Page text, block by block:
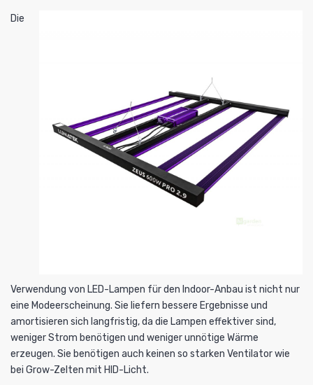
Die
Verwendung von LED-Lampen für den Indoor-Anbau ist nicht nur
eine Modeerscheinung. Sie liefern bessere Ergebnisse und
amortisieren sich langfristig, da die Lampen effektiver sind,
weniger Strom benötigen und weniger unnötige Wärme
erzeugen. Sie benötigen auch keinen so starken Ventilator wie
bei Grow-Zelten mit HID-Licht.